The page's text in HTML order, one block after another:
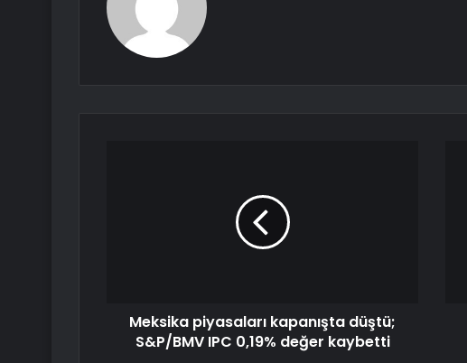
Meksika piyasaları kapanışta düştü;
S&P/BMV IPC 0,19% değer kaybetti